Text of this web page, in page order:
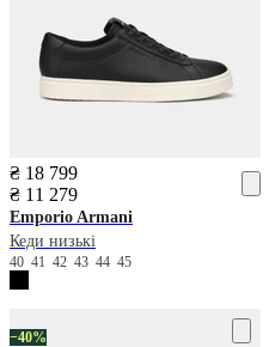
₴ 18 799
₴ 11 279
Emporio Armani
Кеди низькі
40 41 42 43 44 45
−40%